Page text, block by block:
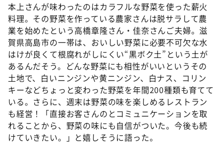
本上さんが味わったのはカラフルな野菜を使った薪火
料理。その野菜を作っている農家さんは脱サラして農
業を始めたという高橋章隆さん・佳奈さんご夫婦。滋
賀県高島市の一帯は、おいしい野菜に必要不可欠な水
はけが良くて根腐れがしにくい“黒ボク土”という土が
あるんだそう。どんな野菜にも相性がいいというその
土地で、白いニンジンや黄ニンジン、白ナス、コリン
キーなどちょっと変わった野菜を年間200種類も育てて
いる。さらに、週末は野菜の味を楽しめるレストラン
も経営！「直接お客さんのとコミュニケーションを取
れることから、野菜の味にも自信がついた。今後も続
けていきたい。」と嬉しそうに語った。